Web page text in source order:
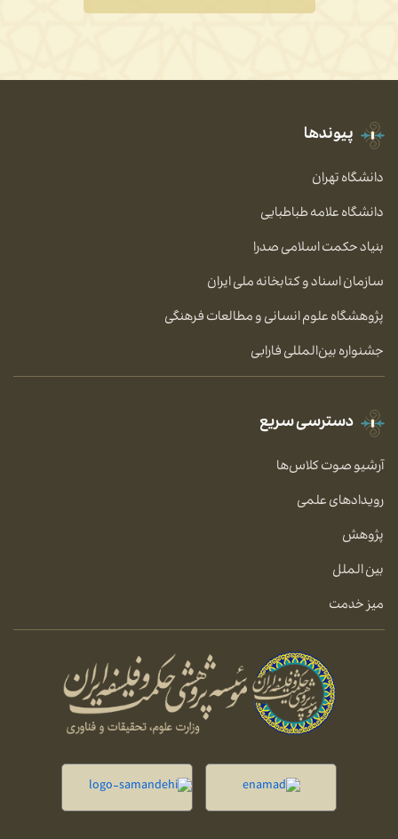
پیوندها
دانشگاه تهران
دانشگاه علامه طباطبایی
بنیاد حکمت اسلامی صدرا
سازمان اسناد و کتابخانه ملی ایران
پژوهشگاه علوم انسانی و مطالعات فرهنگی
جشنواره بین‌المللی فارابی
دسترسی سریع
آرشیو صوت کلاس‌ها
رویدادهای علمی
پژوهش
بین الملل
میز خدمت